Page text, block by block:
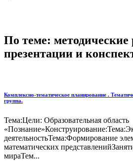
По теме: методические
презентации и
Комплексно-тематическое планирование .
группа.
Тема:Цели: Образовательная область
деятельностьТема:Формирование
математических
мираТем...